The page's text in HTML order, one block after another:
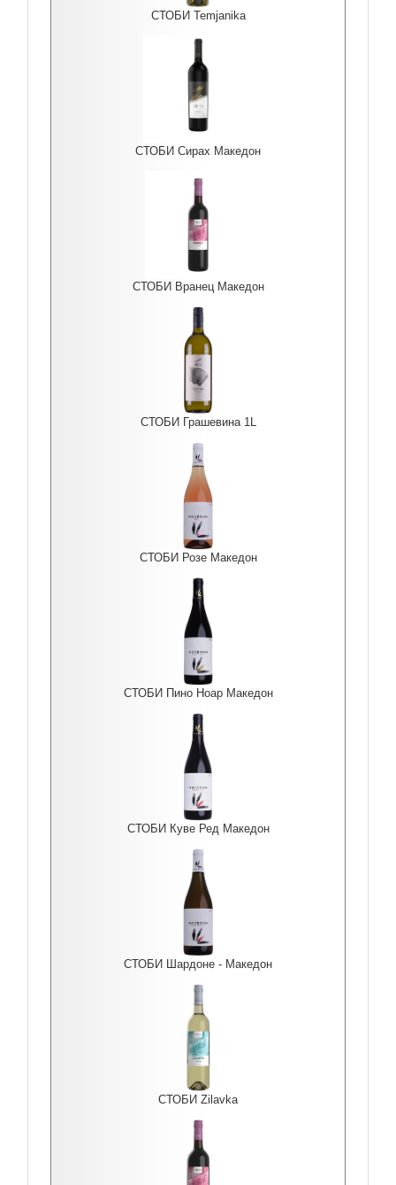
СТОБИ Temjanika
СТОБИ Сирах Македон
СТОБИ Вранец Македон
СТОБИ Грашевина 1L
СТОБИ Розе Македон
СТОБИ Пино Ноар Македон
СТОБИ Куве Ред Македон
СТОБИ Шардоне - Македон
СТОБИ Zilavka